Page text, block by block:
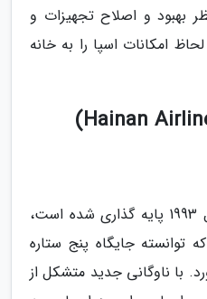
بهبود و اصلاح تجهیزات و
امکانات اسپا را به خانه
هواپیمایی هاینان که در سال 1993 پایه گذاری شده است،
توانسته جایگاه پنج ستاره
با ناوگانی جدید متشکل از